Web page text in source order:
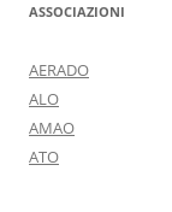
ASSOCIAZIONI
AERADO
ALO
AMAO
ATO